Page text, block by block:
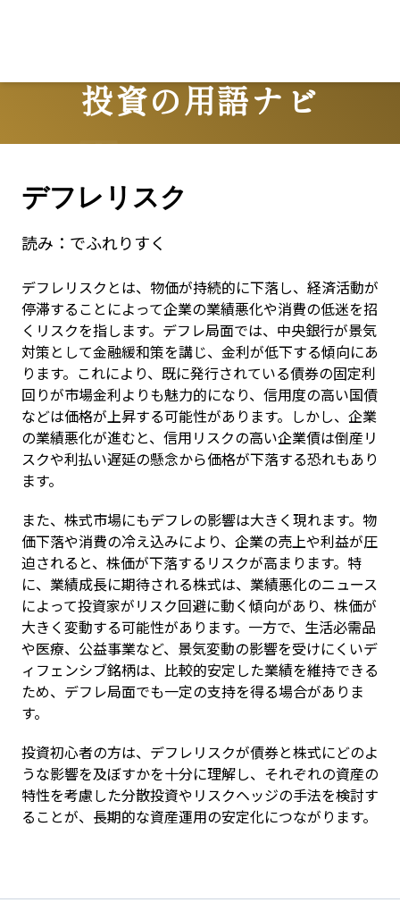
投資の用語ナビ
Terms
デフレリスク
読み： でふれりすく
デフレリスクとは、物価が持続的に下落し、経済活動が
停滞することによって企業の業績悪化や消費の低迷を招
くリスクを指します。デフレ局面では、中央銀行が景気
対策として金融緩和策を講じ、金利が低下する傾向にあ
ります。これにより、既に発行されている債券の固定利
回りが市場金利よりも魅力的になり、信用度の高い国債
などは価格が上昇する可能性があります。しかし、企業
の業績悪化が進むと、信用リスクの高い企業債は倒産リ
スクや利払い遅延の懸念から価格が下落する恐れもあり
ます。
また、株式市場にもデフレの影響は大きく現れます。物
価下落や消費の冷え込みにより、企業の売上や利益が圧
迫されると、株価が下落するリスクが高まります。特
に、業績成長に期待される株式は、業績悪化のニュース
によって投資家がリスク回避に動く傾向があり、株価が
大きく変動する可能性があります。一方で、生活必需品
や医療、公益事業など、景気変動の影響を受けにくいデ
ィフェンシブ銘柄は、比較的安定した業績を維持できる
ため、デフレ局面でも一定の支持を得る場合がありま
す。
投資初心者の方は、デフレリスクが債券と株式にどのよ
うな影響を及ぼすかを十分に理解し、それぞれの資産の
特性を考慮した分散投資やリスクヘッジの手法を検討す
ることが、長期的な資産運用の安定化につながります。